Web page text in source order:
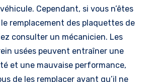
Cependant, si vous n’êtes
le remplacement des plaquettes de
consulter un mécanicien. Les
usées peuvent entraîner une
et une mauvaise performance,
de les remplacer avant qu’il ne